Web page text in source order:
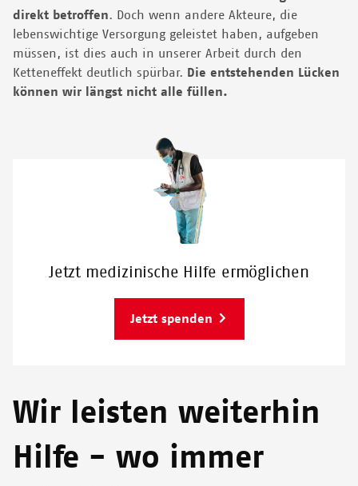
direkt betroffen. Doch wenn andere Akteure, die
lebenswichtige Versorgung geleistet haben, aufgeben
müssen, ist dies auch in unserer Arbeit durch den
Ketteneffekt deutlich spürbar. Die entstehenden Lücken
können wir längst nicht alle füllen.
Jetzt medizinische Hilfe ermöglichen
Jetzt spenden
Wir leisten weiterhin
Hilfe - wo immer